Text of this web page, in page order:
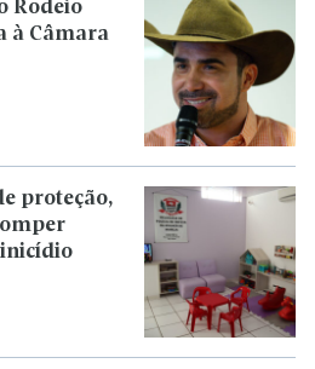
Rodeio
à Câmara
proteção,